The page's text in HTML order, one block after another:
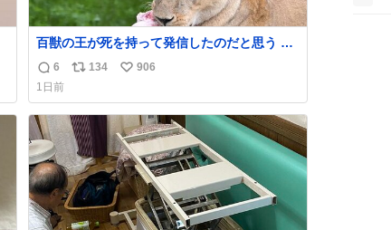
百獣の王が死を持って発信したのだと思う 高
温多湿が尋常でない日本の夏 どうか早急に飼
育の環境を見直して 動物の命を護ってくださ
い…と 治療中のライオンが助かりますように
すべての動物の命が護られますように
2026.7.3📷多摩動物公園にて 残念ながら個体
の識別は出来ません
返
信
数
6
リ
ス
ト
数
134
い
ね
数
906
1日前